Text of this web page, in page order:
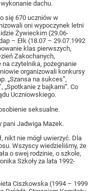
dachu.
się 670 uczniów w
oni wypoczynek letni
Żywieckim (29.06-
– Ełk (18.07 – 29.07.1992
klas pierwszych,
Zakochanych,
na czytelnika, pożegnanie
organizowali konkursy
„Szansa na sukces”,
„Spotkanie z bajkami”. Co
Uczniowskiego.
seksualne.
pani Jadwiga Mazek.
nikt nie mógł uwierzyć. Dla
Wszyscy wiedzieliśmy, że
o swej rodzinie, o szkole,
Szkoły za lata 1992-
Ciszkowska (1994 – 1999